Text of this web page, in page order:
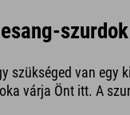
szurdok
szükséged van
várja Önt itt. A